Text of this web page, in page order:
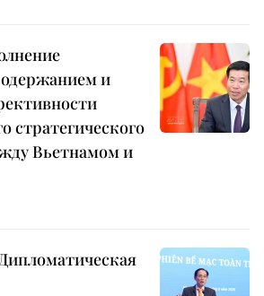
и
стратегического
Вьетнамом и